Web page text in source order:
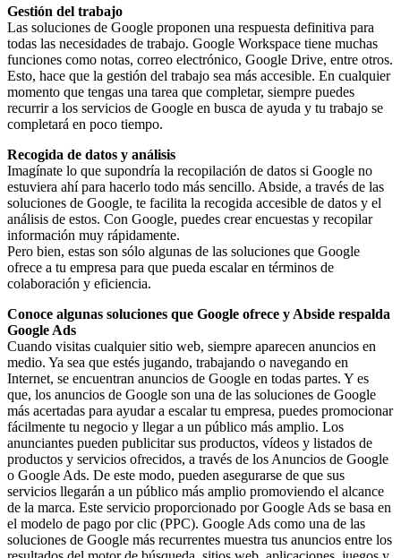
Gestión del trabajo
Las soluciones de Google proponen una respuesta definitiva para
todas las necesidades de trabajo. Google Workspace tiene muchas
funciones como notas, correo electrónico, Google Drive, entre otros.
Esto, hace que la gestión del trabajo sea más accesible. En cualquier
momento que tengas una tarea que completar, siempre puedes
recurrir a los servicios de Google en busca de ayuda y tu trabajo se
completará en poco tiempo.
Recogida de datos y análisis
Imagínate lo que supondría la recopilación de datos si Google no
estuviera ahí para hacerlo todo más sencillo. Abside, a través de las
soluciones de Google, te facilita la recogida accesible de datos y el
análisis de estos. Con Google, puedes crear encuestas y recopilar
información muy rápidamente.
Pero bien, estas son sólo algunas de las soluciones que Google
ofrece a tu empresa para que pueda escalar en términos de
colaboración y eficiencia.
Conoce algunas soluciones que Google ofrece y Abside respalda
Google Ads
Cuando visitas cualquier sitio web, siempre aparecen anuncios en
medio. Ya sea que estés jugando, trabajando o navegando en
Internet, se encuentran anuncios de Google en todas partes. Y es
que, los anuncios de Google son una de las soluciones de Google
más acertadas para ayudar a escalar tu empresa, puedes promocionar
fácilmente tu negocio y llegar a un público más amplio. Los
anunciantes pueden publicitar sus productos, vídeos y listados de
productos y servicios ofrecidos, a través de los Anuncios de Google
o Google Ads. De este modo, pueden asegurarse de que sus
servicios llegarán a un público más amplio promoviendo el alcance
de la marca. Este servicio proporcionado por Google Ads se basa en
el modelo de pago por clic (PPC). Google Ads como una de las
soluciones de Google más recurrentes muestra tus anuncios entre los